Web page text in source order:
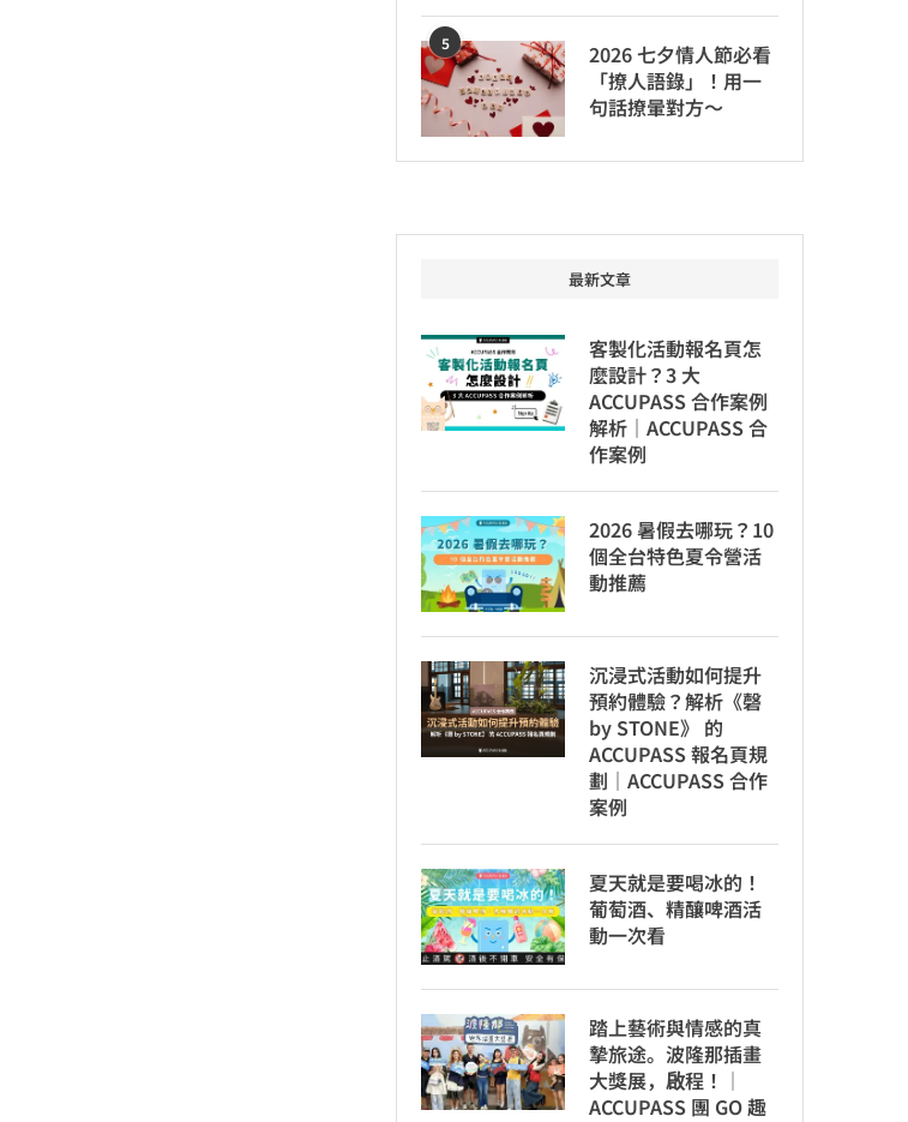
5
2026 七夕情人節必看
「撩人語錄」！用一
句話撩暈對方～
最新文章
客製化活動報名頁怎
麼設計？3 大
ACCUPASS 合作案例
解析｜ACCUPASS 合
作案例
2026 暑假去哪玩？10
個全台特色夏令營活
動推薦
沉浸式活動如何提升
預約體驗？解析《磬
by STONE》 的
ACCUPASS 報名頁規
劃｜ACCUPASS 合作
案例
夏天就是要喝冰的！
葡萄酒、精釀啤酒活
動一次看
踏上藝術與情感的真
摯旅途。波隆那插畫
大獎展，啟程！│
ACCUPASS 團 GO 趣